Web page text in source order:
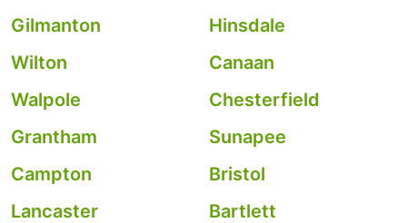
Gilmanton
Hinsdale
Wilton
Canaan
Walpole
Chesterfield
Grantham
Sunapee
Campton
Bristol
Lancaster
Bartlett